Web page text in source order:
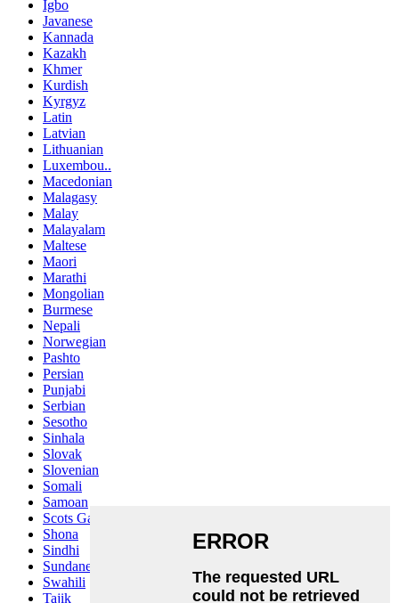
Igbo
Javanese
Kannada
Kazakh
Khmer
Kurdish
Kyrgyz
Latin
Latvian
Lithuanian
Luxembou..
Macedonian
Malagasy
Malay
Malayalam
Maltese
Maori
Marathi
Mongolian
Burmese
Nepali
Norwegian
Pashto
Persian
Punjabi
Serbian
Sesotho
Sinhala
Slovak
Slovenian
Somali
Samoan
Scots Gaelic
Shona
Sindhi
Sundanese
Swahili
Tajik